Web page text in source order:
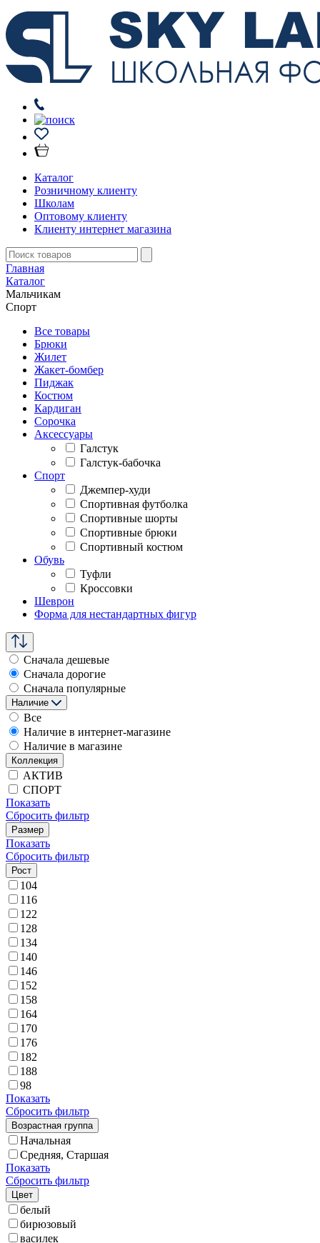
Каталог
Розничному клиенту
Школам
Оптовому клиенту
Клиенту интернет магазина
Главная
Каталог
Мальчикам
Спорт
Все товары
Брюки
Жилет
Жакет-бомбер
Пиджак
Костюм
Кардиган
Сорочка
Аксессуары
Галстук
Галстук-бабочка
Спорт
Джемпер-худи
Спортивная футболка
Спортивные шорты
Спортивные брюки
Спортивный костюм
Обувь
Туфли
Кроссовки
Шеврон
Форма для нестандартных фигур
Сначала дешевые
Сначала дорогие
Сначала популярные
Наличие
Все
Наличие в интернет-магазине
Наличие в магазине
Коллекция
АКТИВ
СПОРТ
Показать
Сбросить фильтр
Размер
Показать
Сбросить фильтр
Рост
104
116
122
128
134
140
146
152
158
164
170
176
182
188
98
Показать
Сбросить фильтр
Возрастная группа
Начальная
Средняя, Старшая
Показать
Сбросить фильтр
Цвет
белый
бирюзовый
василек